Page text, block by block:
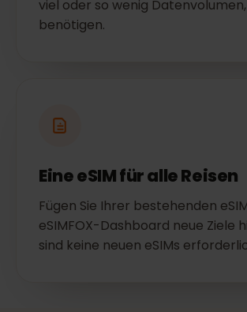
viel oder so wenig Datenvolumen,
benötigen.
Eine eSIM für alle Reisen
Fügen Sie Ihrer bestehenden
eSIMFOX-Dashboard neue Ziele
sind keine neuen eSIMs